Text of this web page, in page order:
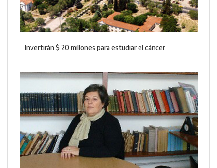
Invertirán $ 20 millones para estudiar el cáncer